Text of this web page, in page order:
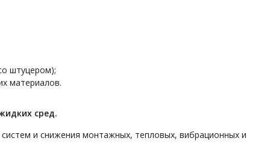
штуцером);
материалов.
сред.
и снижения монтажных, тепловых, вибрационных и